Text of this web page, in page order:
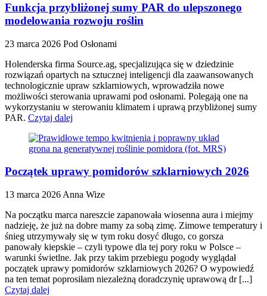
Funkcja przybliżonej sumy PAR do ulepszonego
modelowania rozwoju roślin
23 marca 2026 Pod Osłonami
Holenderska firma Source.ag, specjalizująca się w dziedzinie
rozwiązań opartych na sztucznej inteligencji dla zaawansowanych
technologicznie upraw szklarniowych, wprowadziła nowe
możliwości sterowania uprawami pod osłonami. Polegają one na
wykorzystaniu w sterowaniu klimatem i uprawą przybliżonej sumy
PAR. Czytaj dalej
Początek uprawy pomidorów szklarniowych 2026
13 marca 2026 Anna Wize
Na początku marca nareszcie zapanowała wiosenna aura i miejmy
nadzieję, że już na dobre mamy za sobą zimę. Zimowe temperatury i
śnieg utrzymywały się w tym roku dosyć długo, co gorsza
panowały kiepskie – czyli typowe dla tej pory roku w Polsce –
warunki świetlne. Jak przy takim przebiegu pogody wyglądał
początek uprawy pomidorów szklarniowych 2026? O wypowiedź
na ten temat poprosiłam niezależną doradczynię uprawową dr [...]
Czytaj dalej